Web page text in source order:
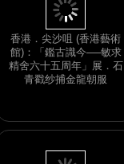
香港．尖沙咀 (香港藝術
館)：「鑑古識今──敏求
精舍六十五周年」展．石